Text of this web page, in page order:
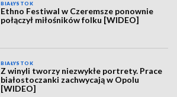
BIAŁYSTOK
Ethno Festiwal w Czeremsze ponownie
połączył miłośników folku [WIDEO]
BIAŁYSTOK
Z winyli tworzy niezwykłe portrety. Prace
białostoczanki zachwycają w Opolu
[WIDEO]